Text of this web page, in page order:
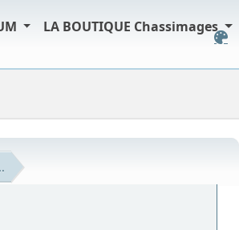
LA BOUTIQUE Chassimages